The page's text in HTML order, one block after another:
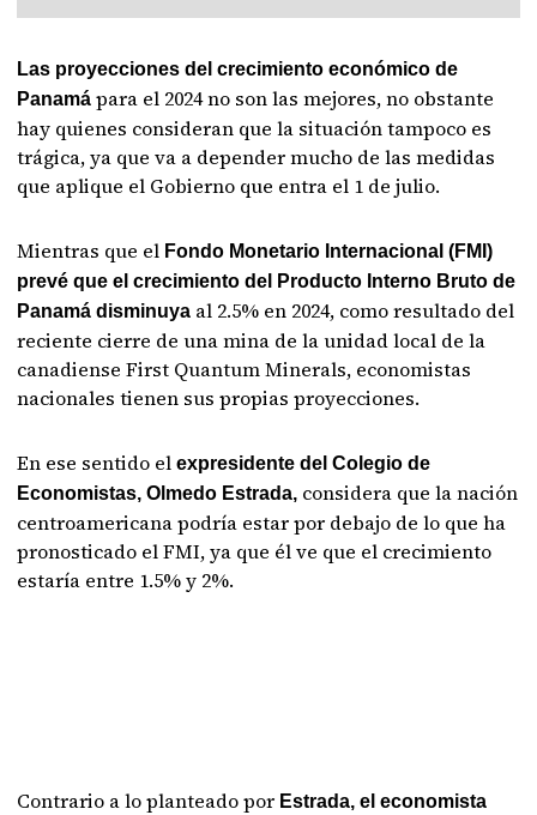
Las proyecciones del crecimiento económico de
Panamá para el 2024 no son las mejores, no obstante
hay quienes consideran que la situación tampoco es
trágica, ya que va a depender mucho de las medidas
que aplique el Gobierno que entra el 1 de julio.
Mientras que el Fondo Monetario Internacional (FMI)
prevé que el crecimiento del Producto Interno Bruto de
Panamá disminuya al 2.5% en 2024, como resultado del
reciente cierre de una mina de la unidad local de la
canadiense First Quantum Minerals, economistas
nacionales tienen sus propias proyecciones.
En ese sentido el expresidente del Colegio de
Economistas, Olmedo Estrada, considera que la nación
centroamericana podría estar por debajo de lo que ha
pronosticado el FMI, ya que él ve que el crecimiento
estaría entre 1.5% y 2%.
Contrario a lo planteado por Estrada, el economista